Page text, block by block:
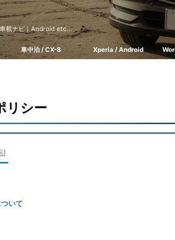
載ナビ｜Android etc...
車中泊 / CX-8 Xperia / Android
リシー
]
いて